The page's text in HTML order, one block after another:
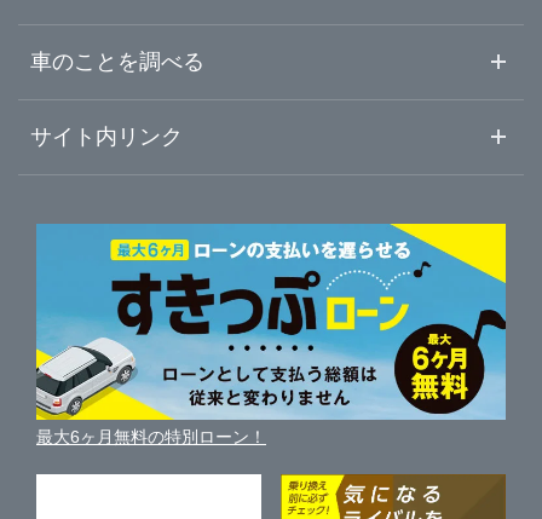
ガリバー新発田店
ガリバー上越店
新潟・新発田・五泉
上越・妙高
燕三条・長岡
長野県
岐阜県
静岡県
三重県
初めての中古車購入ガイド
中古車人気ランキング
自動車ローンを調べる
ガリバーの自動車ローン
車買い替えの基礎知識
近くのお店で車を探す
車査定・車買取ならガリバー
ガリバーの査定が選ばれる理由
車を売る時よくある質問
便利な査定サービス
中古車買取相場（毎月更新）
車の個人売買ガイド
車のことを調べる
車初心者まとめ
新車・中古車カタログ
車の燃費を調べる
車種別クチコミ
車比較サイト
サイト内リンク
サイトマップ
サイトの使用条件
利用規約
保険代理店業務に関する基本方針
最大6ヶ月無料の特別ローン！